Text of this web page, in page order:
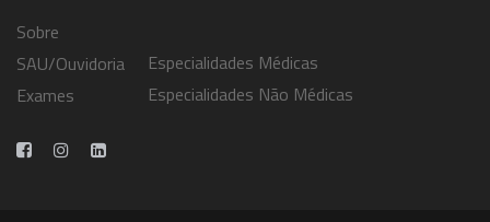
Sobre
SAU/Ouvidoria
Exames
Especialidades Médicas
Especialidades Não Médicas